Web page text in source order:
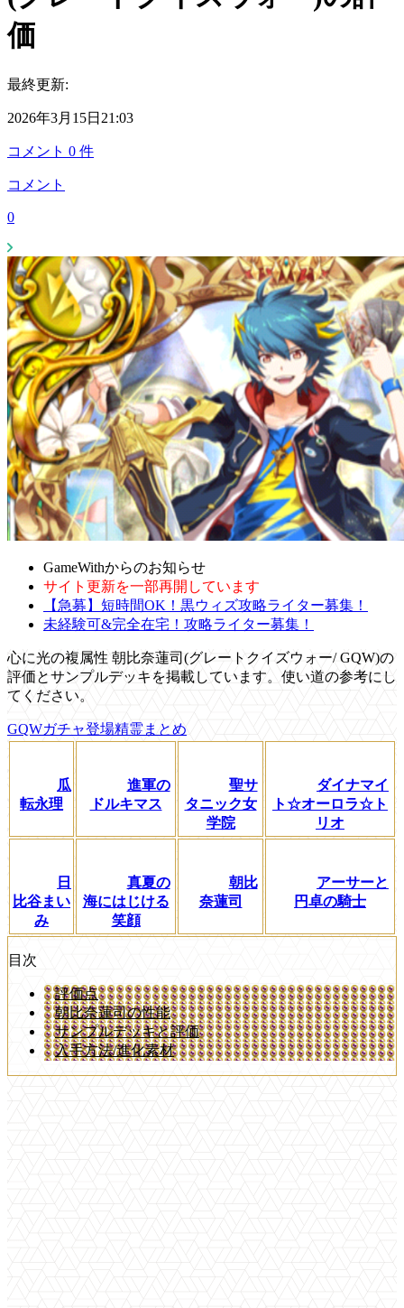
価
最終更新:
2026年3月15日21:03
コメント 0 件
コメント
0
GameWithからのお知らせ
サイト更新を一部再開しています
【急募】短時間OK！黒ウィズ攻略ライター募集！
未経験可&完全在宅！攻略ライター募集！
心に光の複属性 朝比奈蓮司(グレートクイズウォー/ GQW)の
評価とサンプルデッキを掲載しています。使い道の参考にし
てください。
GQWガチャ登場精霊まとめ
瓜
転永理
進軍の
ドルキマス
聖サ
タニック女
学院
ダイナマイ
ト☆オーロラ☆ト
リオ
日
比谷まい
み
真夏の
海にはじける
笑顔
朝比
奈蓮司
アーサーと
円卓の騎士
目次
評価点
朝比奈蓮司の性能
サンプルデッキと評価
入手方法/進化素材